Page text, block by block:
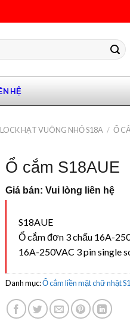
HỆ
HẠT VUÔNG NHỎ S18A / Ổ
Ổ cắm S18AUE
Giá bán: Vui lòng liên hệ
S18AUE
Ổ cắm đơn 3 chấu 16A-
16A-250VAC 3 pin single
Danh mục:Ổ cắm liền mặt chữ nhật